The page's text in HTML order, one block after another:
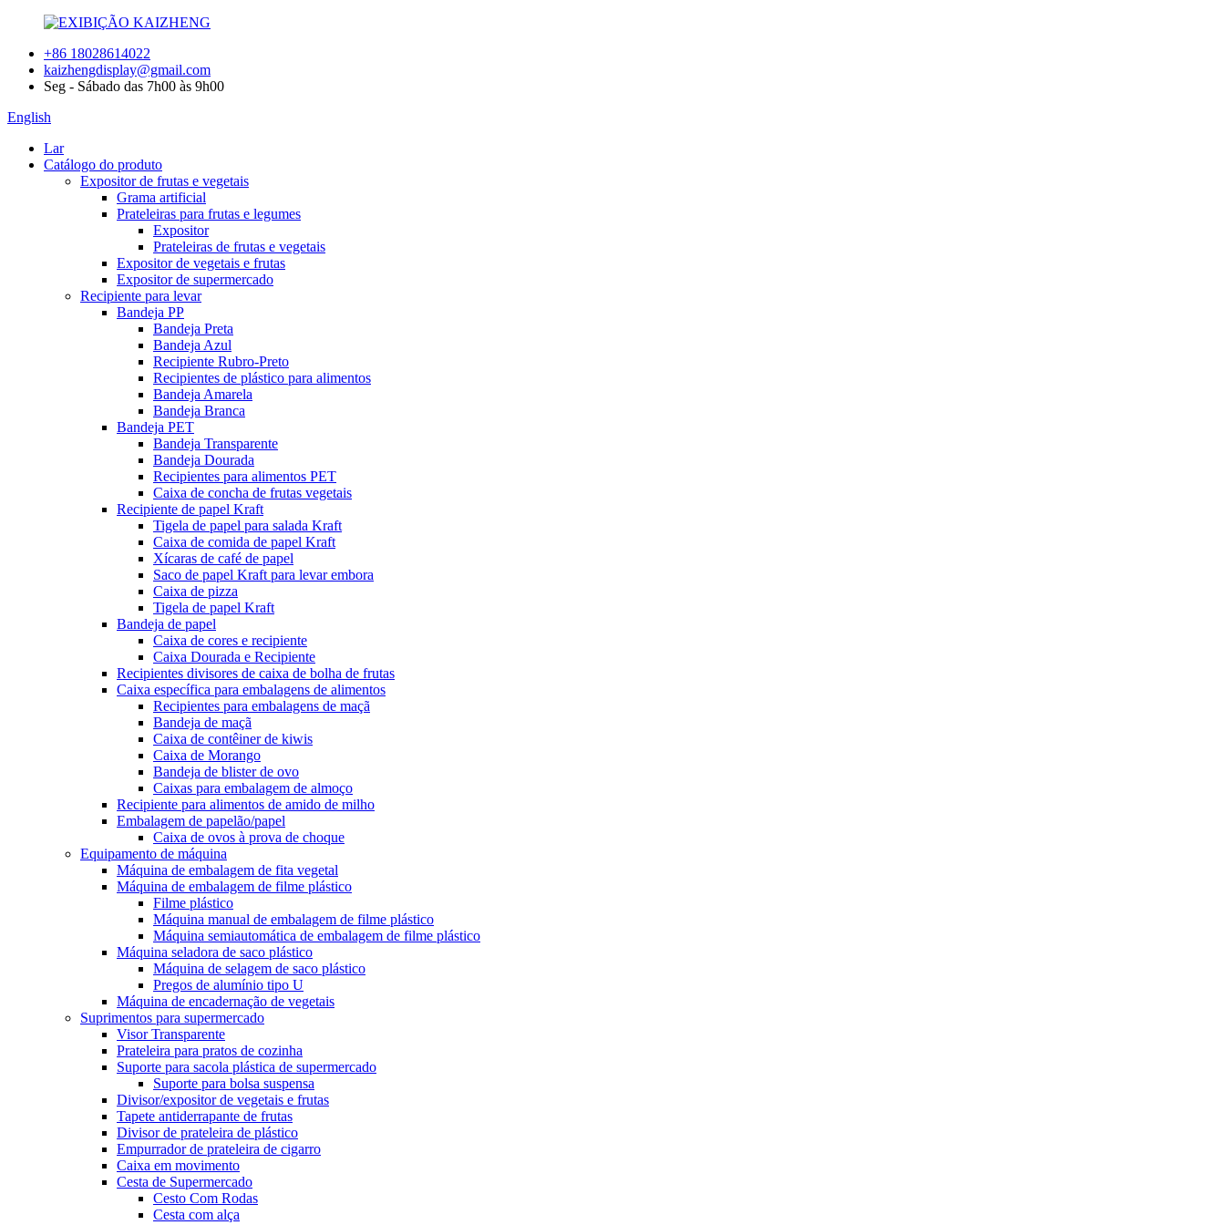
+86 18028614022
kaizhengdisplay@gmail.com
Seg - Sábado das 7h00 às 9h00
English
Lar
Catálogo do produto
Expositor de frutas e vegetais
Grama artificial
Prateleiras para frutas e legumes
Expositor
Prateleiras de frutas e vegetais
Expositor de vegetais e frutas
Expositor de supermercado
Recipiente para levar
Bandeja PP
Bandeja Preta
Bandeja Azul
Recipiente Rubro-Preto
Recipientes de plástico para alimentos
Bandeja Amarela
Bandeja Branca
Bandeja PET
Bandeja Transparente
Bandeja Dourada
Recipientes para alimentos PET
Caixa de concha de frutas vegetais
Recipiente de papel Kraft
Tigela de papel para salada Kraft
Caixa de comida de papel Kraft
Xícaras de café de papel
Saco de papel Kraft para levar embora
Caixa de pizza
Tigela de papel Kraft
Bandeja de papel
Caixa de cores e recipiente
Caixa Dourada e Recipiente
Recipientes divisores de caixa de bolha de frutas
Caixa específica para embalagens de alimentos
Recipientes para embalagens de maçã
Bandeja de maçã
Caixa de contêiner de kiwis
Caixa de Morango
Bandeja de blister de ovo
Caixas para embalagem de almoço
Recipiente para alimentos de amido de milho
Embalagem de papelão/papel
Caixa de ovos à prova de choque
Equipamento de máquina
Máquina de embalagem de fita vegetal
Máquina de embalagem de filme plástico
Filme plástico
Máquina manual de embalagem de filme plástico
Máquina semiautomática de embalagem de filme plástico
Máquina seladora de saco plástico
Máquina de selagem de saco plástico
Pregos de alumínio tipo U
Máquina de encadernação de vegetais
Suprimentos para supermercado
Visor Transparente
Prateleira para pratos de cozinha
Suporte para sacola plástica de supermercado
Suporte para bolsa suspensa
Divisor/expositor de vegetais e frutas
Tapete antiderrapante de frutas
Divisor de prateleira de plástico
Empurrador de prateleira de cigarro
Caixa em movimento
Cesta de Supermercado
Cesto Com Rodas
Cesta com alça